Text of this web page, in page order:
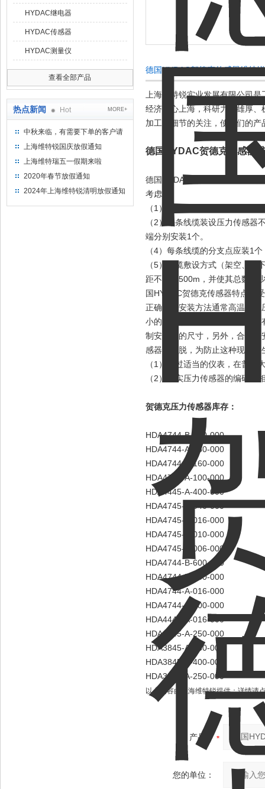
HYDAC继电器
HYDAC传感器
HYDAC测量仪
查看全部产品
热点新闻 Hot MORE+
中秋来临，有需要下单的客户请
提前下单
上海维特锐国庆放假通知
上海维特瑞五一假期来啦
2020年春节放假通知
2024年上海维特锐清明放假通知
德国HYDAC贺德克传感器维特
上海维特锐实业发展有限公司
经济中心上海，科研力量雄厚
加工，细节的关注，使我们的
德国HYDAC贺德克传感器
德国HYDAC贺德克传感器确定
考虑。
（1）压力传感器必须沿着线缆
（2）每条线缆装设压力传感
端分别安装1个。
（4）每条线缆的分支点应装1
（5）线缆敷设方式（架空、
距不大干500m，并使其总数不
国HYDAC贺德克传感器特点：
正确安装安装方法通常高温熔
小的孔或形状不规则的孔中，
制安装孔的尺寸，另外，合适
感器的滑脱，为防止这种现象
（1）通过适当的仪表，在普通
（2）核实压力传感器的编码与
贺德克压力传感器库存：
HDA4744-B-250-000
HDA4744-A-250-000
HDA4744-A-160-000
HDA4744-A-100-000
HDA4445-A-400-000
HDA4745-A-040-000
HDA4745-A-016-000
HDA4745-A-010-000
HDA4745-A-006-000
HDA4744-B-600-000
HDA4744-B-250-000
HDA4744-A-016-000
HDA4744-A-400-000
HDA4445-A-016-000
HDA4445-A-250-000
HDA3845-A-250-000
HDA3845-A-400-000
HDA3844-A-250-000
以上内容由上海维特锐提供；详情请
产品：
您的单位：